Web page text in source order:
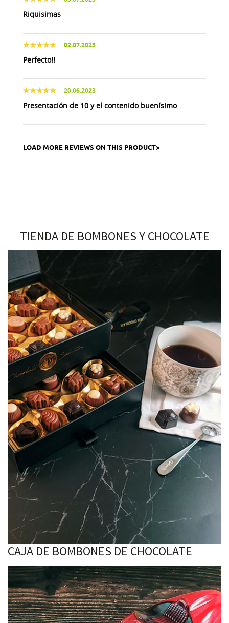
Riquisimas
02.07.2023
Perfecto!!
20.06.2023
Presentación de 10 y el contenido buenísimo
LOAD MORE REVIEWS ON THIS PRODUCT>
TIENDA DE BOMBONES Y CHOCOLATE
CAJA DE BOMBONES DE CHOCOLATE